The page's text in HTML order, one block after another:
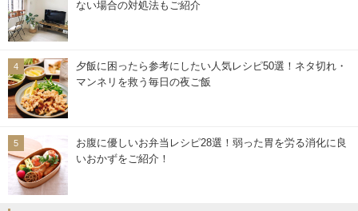
ない場合の対処法もご紹介
夕飯に困ったら参考にしたい人気レシピ50選！ネタ切れ・
マンネリを救う毎日の夜ご飯
お腹に優しいお弁当レシピ28選！弱った胃を労る消化に良
いおかずをご紹介！